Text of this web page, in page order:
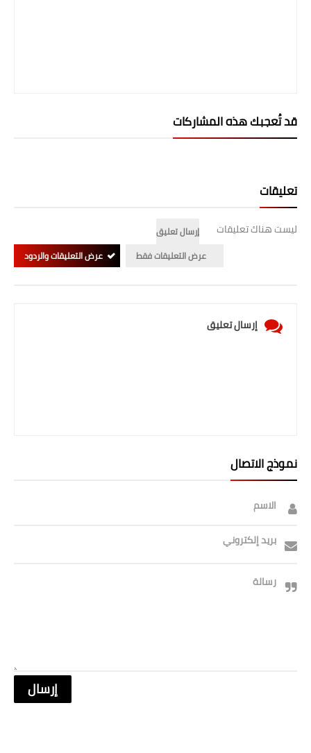
قد تُعجبك هذه المشاركات
تعليقات
ليست هناك تعليقات
إرسال تعليق
عرض التعليقات فقط
عرض التعليقات والردود
إرسال تعليق
نموذج الاتصال
الاسم
بريد إلكتروني
رسالة